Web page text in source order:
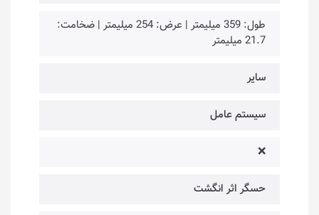
طول: 359 میلیمتر | عرض: 254 میلیمتر | ضخامت:
21.7 میلیمتر
سایر
سیستم عامل
❌
حسگر اثر انگشت